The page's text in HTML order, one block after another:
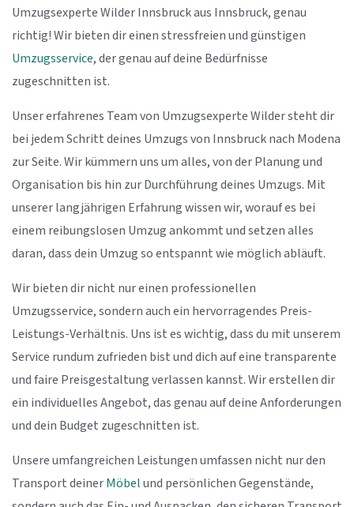
Umzugsexperte Wilder Innsbruck aus Innsbruck, genau
richtig! Wir bieten dir einen stressfreien und günstigen
Umzugsservice, der genau auf deine Bedürfnisse
zugeschnitten ist.
Unser erfahrenes Team von Umzugsexperte Wilder steht dir
bei jedem Schritt deines Umzugs von Innsbruck nach Modena
zur Seite. Wir kümmern uns um alles, von der Planung und
Organisation bis hin zur Durchführung deines Umzugs. Mit
unserer langjährigen Erfahrung wissen wir, worauf es bei
einem reibungslosen Umzug ankommt und setzen alles
daran, dass dein Umzug so entspannt wie möglich abläuft.
Wir bieten dir nicht nur einen professionellen
Umzugsservice, sondern auch ein hervorragendes Preis-
Leistungs-Verhältnis. Uns ist es wichtig, dass du mit unserem
Service rundum zufrieden bist und dich auf eine transparente
und faire Preisgestaltung verlassen kannst. Wir erstellen dir
ein individuelles Angebot, das genau auf deine Anforderungen
und dein Budget zugeschnitten ist.
Unsere umfangreichen Leistungen umfassen nicht nur den
Transport deinerMöbelund persönlichen Gegenstände,